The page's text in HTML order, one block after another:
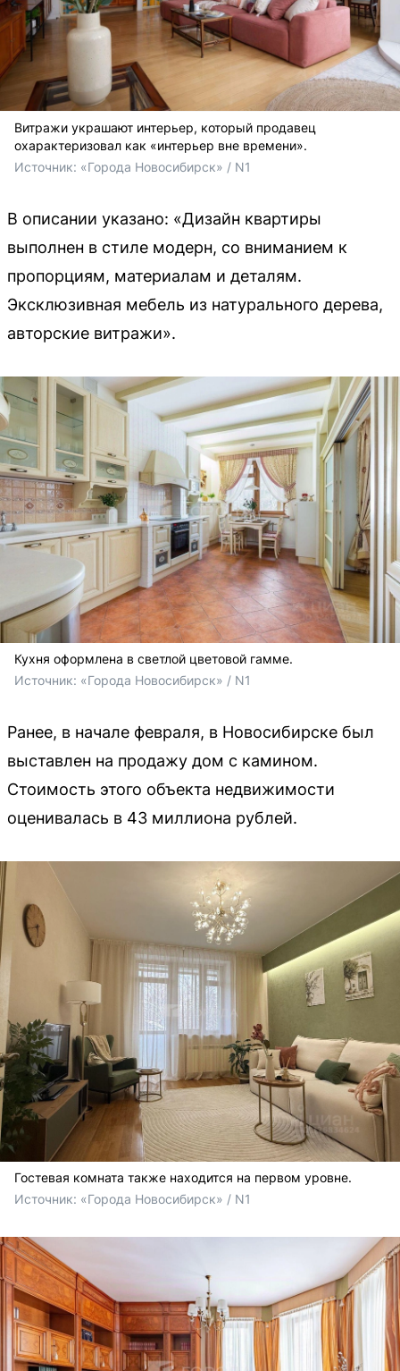
Витражи украшают интерьер, который продавец
охарактеризовал как «интерьер вне времени».
Источник: «Города Новосибирск» / N1
В описании указано: «Дизайн квартиры
выполнен в стиле модерн, со вниманием к
пропорциям, материалам и деталям.
Эксклюзивная мебель из натурального дерева,
авторские витражи».
Кухня оформлена в светлой цветовой гамме.
Источник: «Города Новосибирск» / N1
Ранее, в начале февраля, в Новосибирске был
выставлен на продажу дом с камином.
Стоимость этого объекта недвижимости
оценивалась в 43 миллиона рублей.
Гостевая комната также находится на первом уровне.
Источник: «Города Новосибирск» / N1